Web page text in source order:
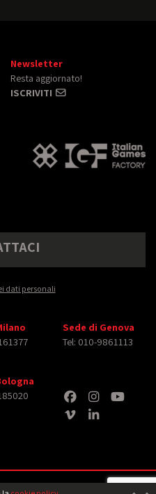
Newsletter
Resta aggiornato!
ISCRIVITI
dati personali
Sede di Genova
Tel: 010-9861113
reserved. Tutti i diritti relativi ad